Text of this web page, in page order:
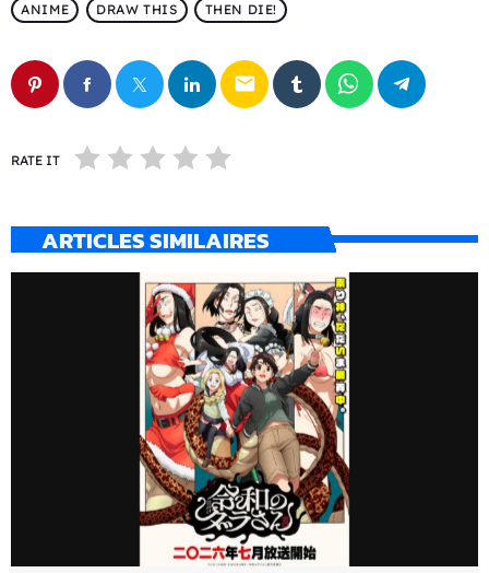
ANIME DRAW THIS THEN DIE!
email
RATE IT
ARTICLES SIMILAIRES